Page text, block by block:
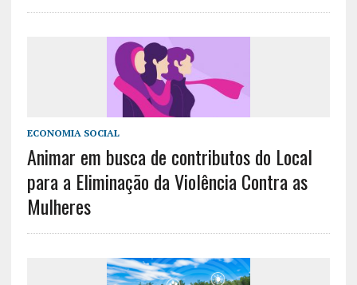
ECONOMIA SOCIAL
Animar em busca de contributos do Local
para a Eliminação da Violência Contra as
Mulheres